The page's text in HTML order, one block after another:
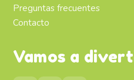
Preguntas frecuentes
Contacto
Vamos a